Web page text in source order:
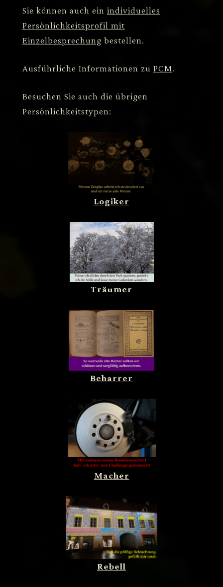
Sie können auch ein individuelles
Persönlichkeitsprofil mit
Einzelbesprechung bestellen.
Ausführliche Informationen zu PCM.
Besuchen Sie auch die übrigen
Persönlichkeitstypen:
Logiker
Träumer
Beharrer
Macher
Rebell